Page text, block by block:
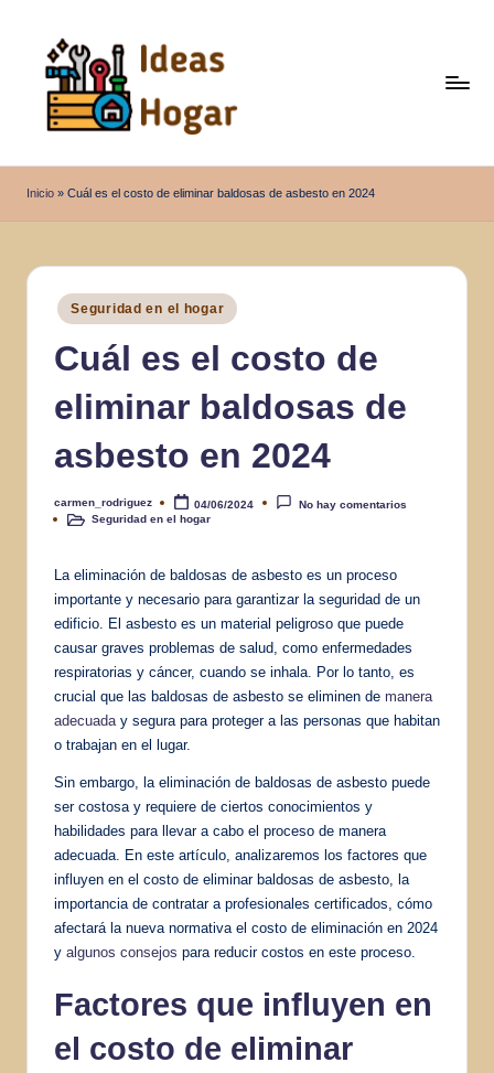
contenido
d
e
a
Inicio » Cuál es el costo de eliminar baldosas de asbesto en 2024
Publicado
en
Seguridad en el hogar
Cuál es el costo de
eliminar baldosas de
asbesto en 2024
Publicado
por
carmen_rodriguez 04/06/2024
No hay comentarios
PublicadoSeguridad en el hogar
La eliminación de baldosas de asbesto es un proceso
importante y necesario para garantizar la seguridad de un
edificio. El asbesto es un material peligroso que puede
causar graves problemas de salud, como enfermedades
respiratorias y cáncer, cuando se inhala. Por lo tanto, es
crucial que las baldosas de asbesto se eliminen de manera
adecuada y segura para proteger a las personas que habitan
o trabajan en el lugar.
Sin embargo, la eliminación de baldosas de asbesto puede
ser costosa y requiere de ciertos conocimientos y
habilidades para llevar a cabo el proceso de manera
adecuada. En este artículo, analizaremos los factores que
influyen en el costo de eliminar baldosas de asbesto, la
importancia de contratar a profesionales certificados, cómo
afectará la nueva normativa el costo de eliminación en 2024
y algunos consejos para reducir costos en este proceso.
Factores que influyen en
el costo de eliminar